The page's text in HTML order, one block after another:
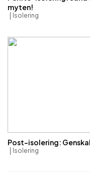
myten!
Isolering
Post-isolering:
Isolering